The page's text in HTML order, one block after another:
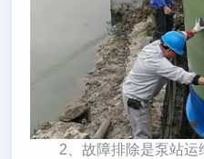
2、故障排除是泵站运